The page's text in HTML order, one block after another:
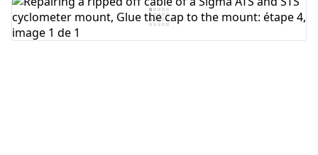
Ajouter un commentaire